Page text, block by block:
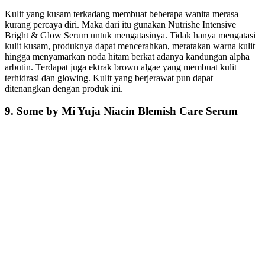
Kulit yang kusam terkadang membuat beberapa wanita merasa
kurang percaya diri. Maka dari itu gunakan Nutrishe Intensive
Bright & Glow Serum untuk mengatasinya. Tidak hanya mengatasi
kulit kusam, produknya dapat mencerahkan, meratakan warna kulit
hingga menyamarkan noda hitam berkat adanya kandungan alpha
arbutin. Terdapat juga ektrak brown algae yang membuat kulit
terhidrasi dan glowing. Kulit yang berjerawat pun dapat
ditenangkan dengan produk ini.
9. Some by Mi Yuja Niacin Blemish Care Serum